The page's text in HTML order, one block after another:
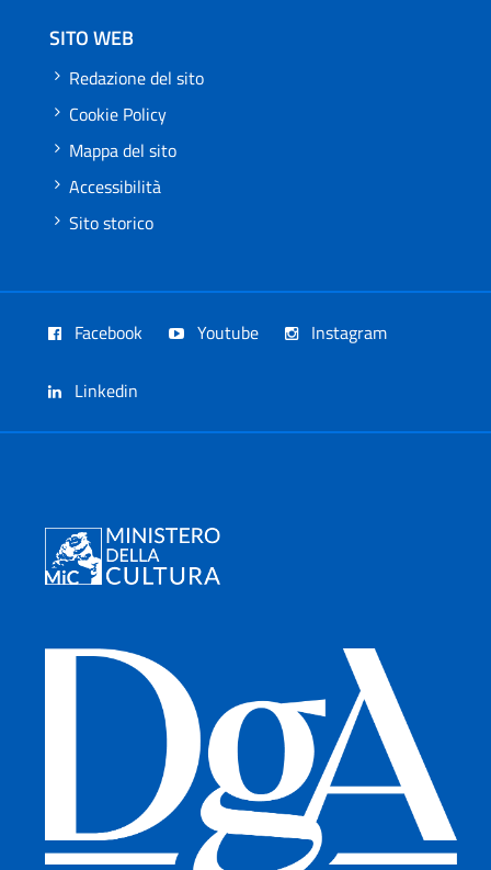
SITO WEB
Redazione del sito
Cookie Policy
Mappa del sito
Accessibilità
Sito storico
Facebook Youtube Instagram
Linkedin